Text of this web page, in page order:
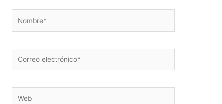
electrónico*